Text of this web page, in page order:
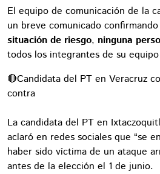
El equipo de comunicación de la
un breve comunicado
situación de riesgo, ninguna
todos los integrantes de su
🔴Candidata del PT en Veracruz
contra
La candidata del PT en
aclaró en redes sociales que “se
haber sido víctima de un ataque
antes de la elección el 1 de junio.